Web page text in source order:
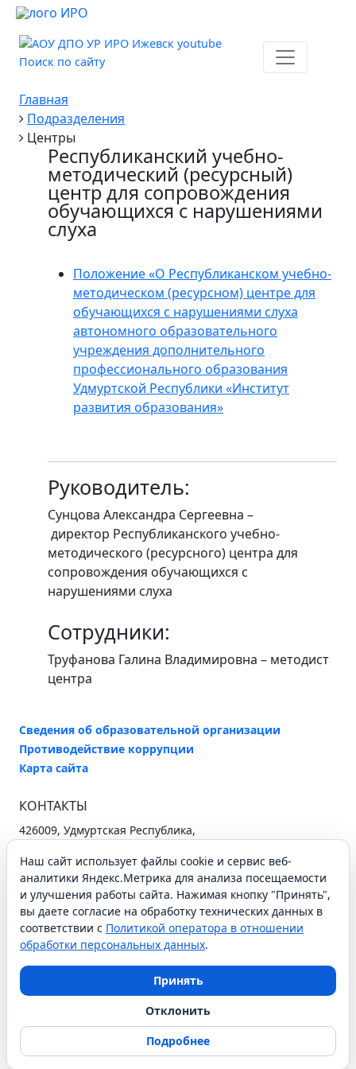
Поиск по сайту
Главная
Подразделения
Центры
Республиканский учебно-
методический (ресурсный)
центр для сопровождения
обучающихся с нарушениями
слуха
Положение «О Республиканском учебно-
методическом (ресурсном) центре для
обучающихся с нарушениями слуха
автономного образовательного
учреждения дополнительного
профессионального образования
Удмуртской Республики «Институт
развития образования»
Руководитель:
Сунцова Александра Сергеевна –
директор Республиканского учебно-
методического (ресурсного) центра для
сопровождения обучающихся с
нарушениями слуха
Сотрудники:
Труфанова Галина Владимировна – методист
центра
Сведения об образовательной организации
Противодействие коррупции
Карта сайта
КОНТАКТЫ
426009, Удмуртская Республика,
+7 (3412) 37-96-26
secretary@iro18.ru
Схема проезда
СОЦИАЛЬНЫЕ СЕТИ
АОУ ДПО УР ИРО © 2021
Наш сайт использует файлы cookie и сервис веб-
аналитики Яндекс.Метрика для анализа посещаемости
и улучшения работы сайта. Нажимая кнопку "Принять",
вы даете согласие на обработку технических данных в
соответствии с Политикой оператора в отношении
обработки персональных данных.
Принять
Отклонить
Подробнее